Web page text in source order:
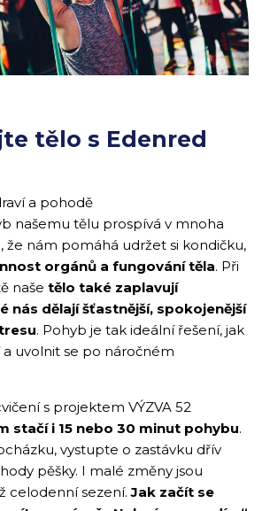
tělo s Edenred
a pohodě
našemu tělu prospívá v mnoha
že nám pomáhá udržet si kondičku,
orgánů a fungování těla. Při
naše tělo také zaplavují
nás dělají šťastnější, spokojenější
. Pohyb je tak ideální řešení, jak
uvolnit se po náročném
s projektem VÝZVA 52
stačí i 15 nebo 30 minut pohybu.
vystupte o zastávku dřív
pěšky. I malé změny jsou
celodenní sezení.Jak začít se